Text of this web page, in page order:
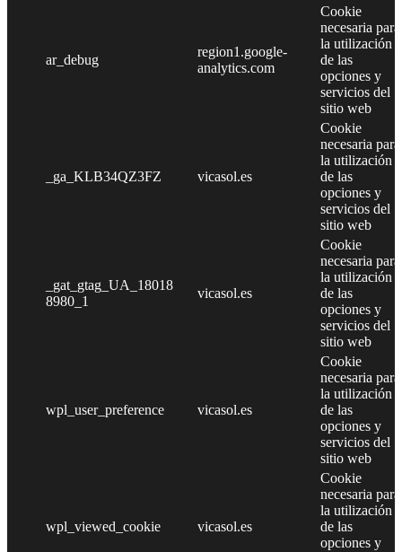
ar_debug
region1.google-
analytics.com
Cookie
necesaria para
la utilización
de las
opciones y
servicios del
sitio web
_ga_KLB34QZ3FZ vicasol.es
Cookie
necesaria para
la utilización
de las
opciones y
servicios del
sitio web
_gat_gtag_UA_18018
8980_1
vicasol.es
Cookie
necesaria para
la utilización
de las
opciones y
servicios del
sitio web
wpl_user_preference vicasol.es
Cookie
necesaria para
la utilización
de las
opciones y
servicios del
sitio web
wpl_viewed_cookie vicasol.es
Cookie
necesaria para
la utilización
de las
opciones y